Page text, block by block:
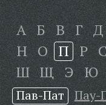
А Б В Г Д
Н О П Р С
Ш Щ Э Ю
Пав-Пат Пау-